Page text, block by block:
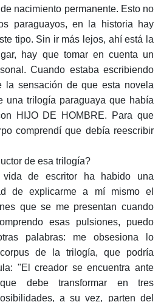
nacimiento permanente. Esto no
paraguayos, en la historia hay
tipo. Sin ir más lejos, ahí está la
hay que tomar en cuenta un
Cuando estaba escribiendo
la sensación de que esta novela
una trilogía paraguaya que había
HIJO DE HOMBRE. Para que
comprendí que debía reescribir
de esa trilogía?
de escritor ha habido una
de explicarme a mí mismo el
que se me presentan cuando
esas pulsiones, puedo
palabras: me obsesiona lo
de la trilogía, que podría
"El creador se encuentra ante
debe transformar en tres
a su vez, parten del